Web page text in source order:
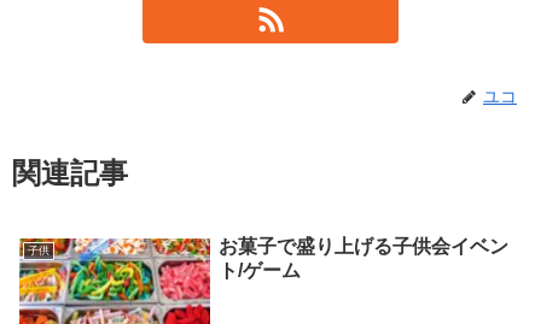
ユコ
関連記事
子供
お菓子で盛り上げる子供会イベン
ト/ゲーム